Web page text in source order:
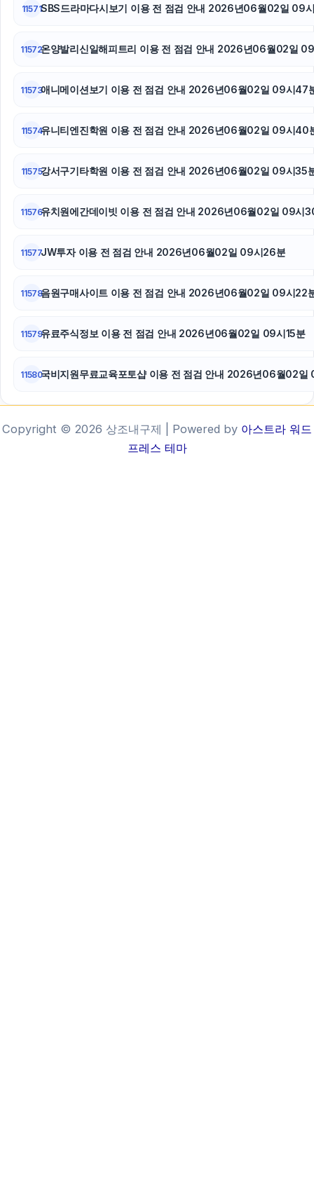
11571SBS드라마다시보기 이용 전 점검 안내 2026년06월02일 09
11572온양발리신일해피트리 이용 전 점검 안내 2026년06월02일
11573애니메이션보기 이용 전 점검 안내 2026년06월02일 09시47
11574유니티엔진학원 이용 전 점검 안내 2026년06월02일 09시40
11575강서구기타학원 이용 전 점검 안내 2026년06월02일 09시35
11576유치원에간데이빗 이용 전 점검 안내 2026년06월02일 09시
11577JW투자 이용 전 점검 안내 2026년06월02일 09시26분
11578음원구매사이트 이용 전 점검 안내 2026년06월02일 09시22
11579유료주식정보 이용 전 점검 안내 2026년06월02일 09시15분
11580국비지원무료교육포토샵 이용 전 점검 안내 2026년06월02일
Copyright © 2026 상조내구제 | Powered by 아스트라 워드
프레스 테마